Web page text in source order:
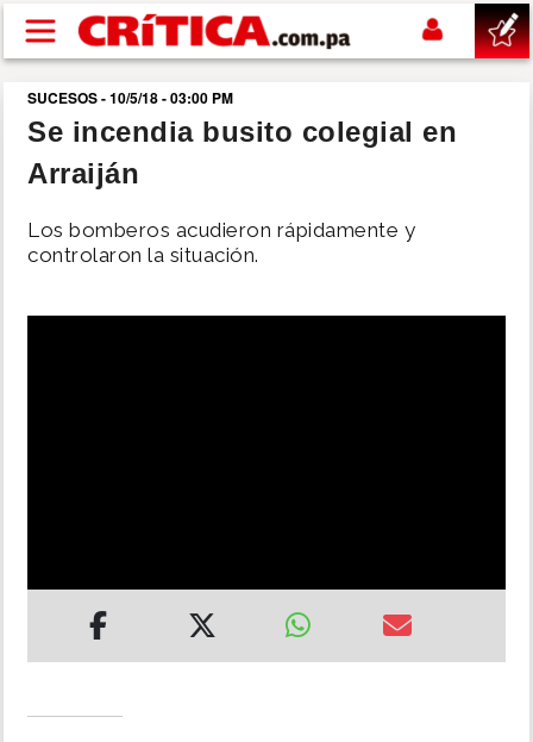
Pasar al contenido principal
buscar
SUCESOS
NACIONAL
MULTIMEDIA
IMPRESO
SUCESOS - 10/5/18 - 03:00 PM
Se incendia busito colegial en
Arraiján
Los bomberos acudieron rápidamente y
controlaron la situación.